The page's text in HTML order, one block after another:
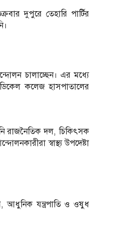
দুপুরে তেহারি পার্টির
চালাচ্ছেন। এর মধ্যে
কলেজ হাসপাতালের
রাজনৈতিক দল, চিকিৎসক
স্বাস্থ্য উপদেষ্টা
আধুনিক যন্ত্রপাতি ও ওষুধ